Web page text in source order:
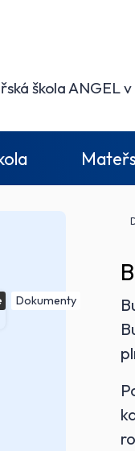
škola ANGEL v
Dokumenty